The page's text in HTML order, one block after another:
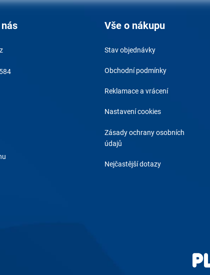
Vše o nákupu
Stav objednávky
Obchodní podmínky
Reklamace a vrácení
Nastavení cookies
Zásady ochrany osobních
údajů
Nejčastější dotazy